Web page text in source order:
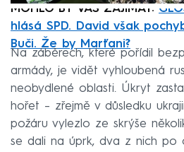
MOHLO BY VÁS ZAJÍMAT:
hlásá SPD. David však
Buči. Že by Marťani?
Na záběrech, které pořídil
armády, je vidět vyhloubená
neobydlené oblasti. Úkryt
hořet – zřejmě v důsledku
požáru vylezlo ze skrýše
se dali na úprk, dva z nich po